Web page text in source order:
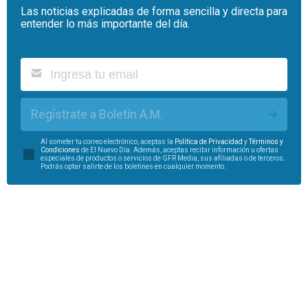
Las noticias explicadas de forma sencilla y directa para
entender lo más importante del día.
Regístrate a Boletín A.M.
Al someter tu correo electrónico, aceptas la Política de Privacidad yTérminos y
Condiciones de El Nuevo Día. Además, aceptas recibir información u ofertas
especiales de productos o servicios de GFR Media, sus afiliadas o de terceros.
Podrás optar salirte de los boletines en cualquier momento.